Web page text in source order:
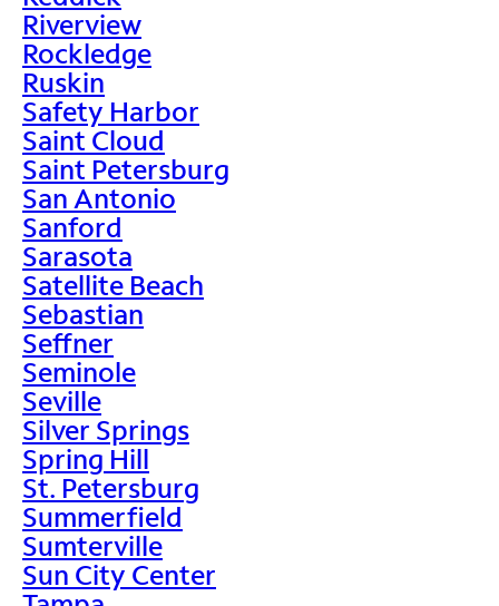
Riverview
Rockledge
Ruskin
Safety Harbor
Saint Cloud
Saint Petersburg
San Antonio
Sanford
Sarasota
Satellite Beach
Sebastian
Seffner
Seminole
Seville
Silver Springs
Spring Hill
St. Petersburg
Summerfield
Sumterville
Sun City Center